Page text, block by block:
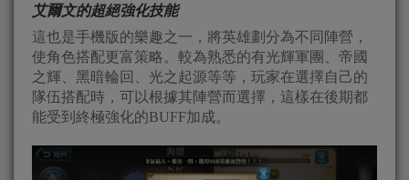
艾爾文的超絕強化技能
這也是手機版的樂趣之一，將英雄劃分為不同陣營，
使角色搭配更富策略。較為熟悉的有光輝軍團、帝國
之輝、黑暗輪回、光之起源等等，玩家在選擇自己的
隊伍搭配時，可以根據其陣營而選擇，這樣在後期都
能受到終極強化的BUFF加成。